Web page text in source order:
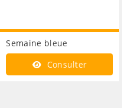
Semaine bleue
Consulter